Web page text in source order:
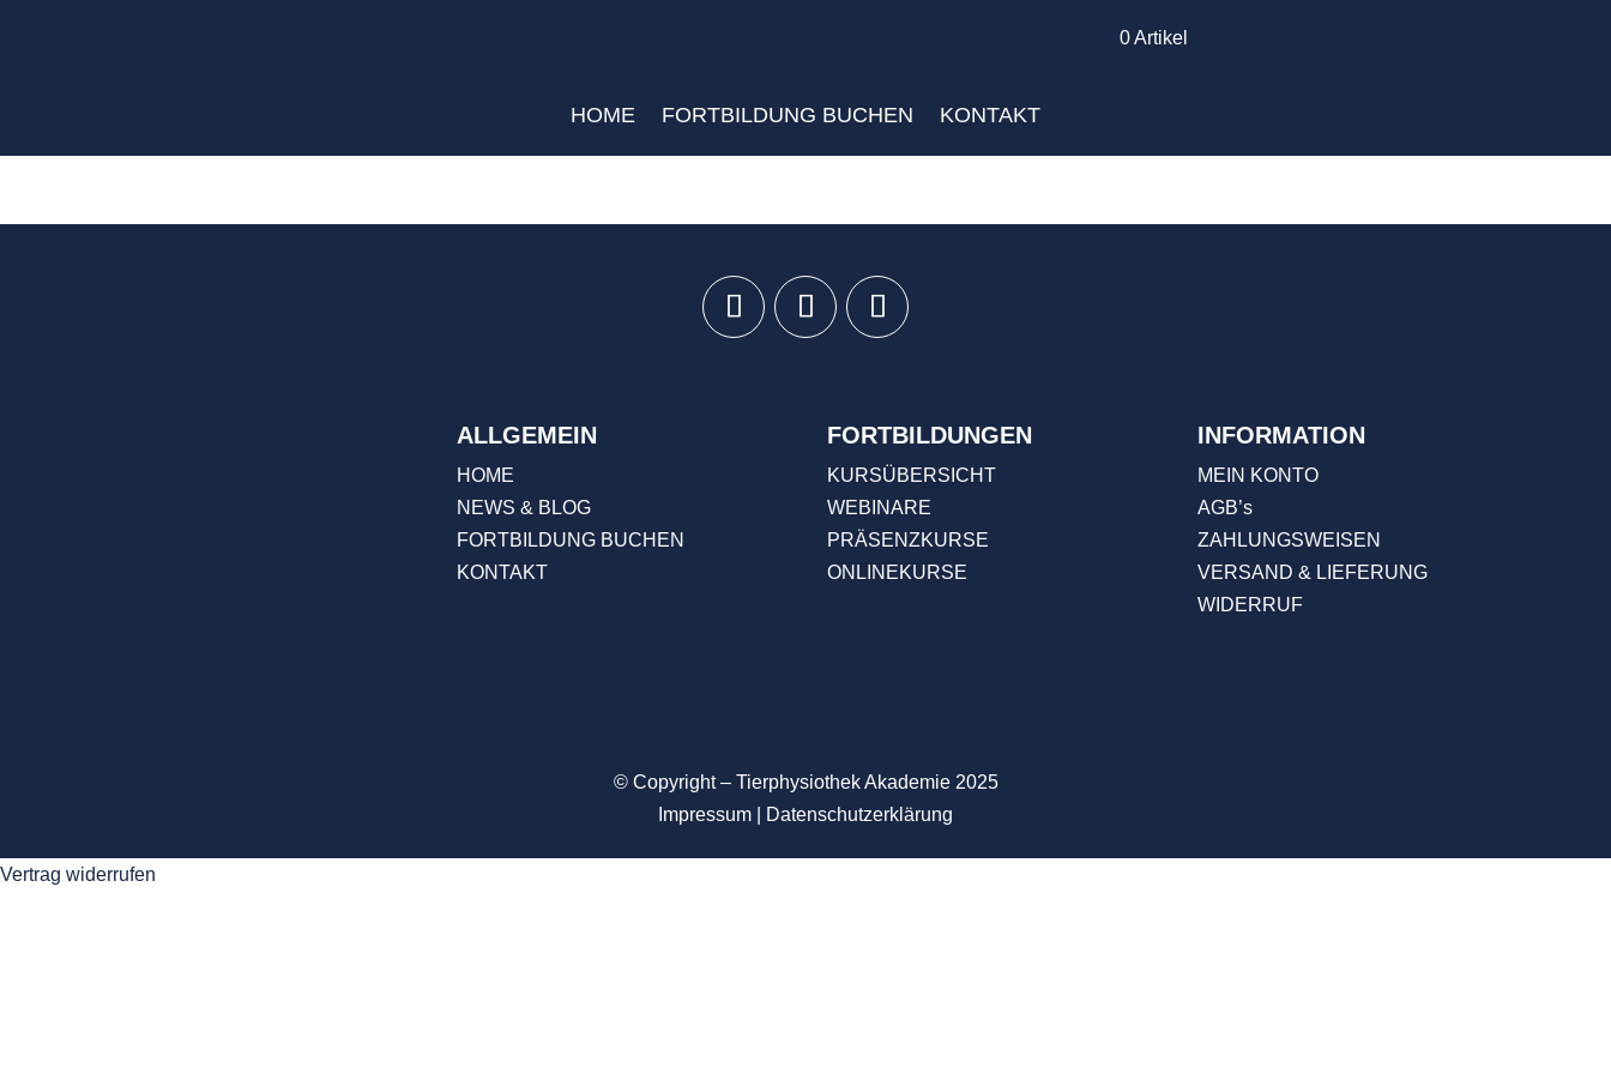
0 Artikel
HOME FORTBILDUNG BUCHEN KONTAKT
ALLGEMEIN
HOME
NEWS & BLOG
FORTBILDUNG BUCHEN
KONTAKT
FORTBILDUNGEN
KURSÜBERSICHT
WEBINARE
PRÄSENZKURSE
ONLINEKURSE
INFORMATION
MEIN KONTO
AGB’s
ZAHLUNGSWEISEN
VERSAND & LIEFERUNG
WIDERRUF
© Copyright – Tierphysiothek Akademie 2025
Impressum
Datenschutzerklärung
Vertrag widerrufen